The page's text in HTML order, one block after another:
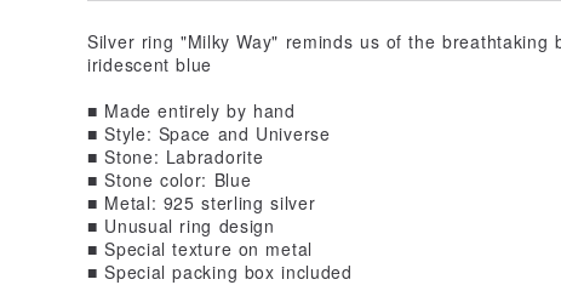
Silver ring "Milky Way" reminds us of the breathtaking
iridescent blue
■ Made entirely by hand
■ Style: Space and Universe
■ Stone: Labradorite
■ Stone color: Blue
■ Metal: 925 sterling silver
■ Unusual ring design
■ Special texture on metal
■ Special packing box included